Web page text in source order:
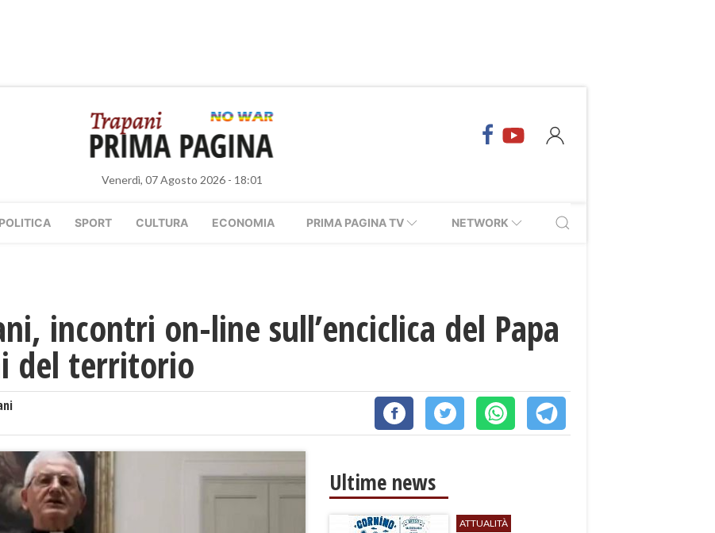
Venerdì, 07 Agosto 2026 - 18:01
POLITICA SPORT CULTURA ECONOMIA PRIMA PAGINA TV NETWORK
incontri on-line sull’enciclica del Papa
del territorio
Ultime news
ATTUALITÀ